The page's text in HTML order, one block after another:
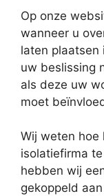
Op onze
wanneer u
laten plaatsen
uw beslissing
als deze uw
moet
Wij weten hoe
isolatiefirma
hebben wij
gekoppeld